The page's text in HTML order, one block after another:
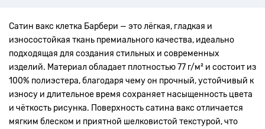
Сатин вакс клетка Барбери — это лёгкая, гладкая и
износостойкая ткань премиального качества, идеально
подходящая для создания стильных и современных
изделий. Материал обладает плотностью 77 г/м² и состоит из
100% полиэстера, благодаря чему он прочный, устойчивый к
износу и длительное время сохраняет насыщенность цвета
и чёткость рисунка. Поверхность сатина вакс отличается
мягким блеском и приятной шелковистой текстурой, что